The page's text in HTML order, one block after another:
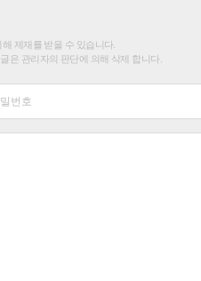
제재를 받을 수 있습니다.
은 관리자의 판단에 의해 삭제 합니다.